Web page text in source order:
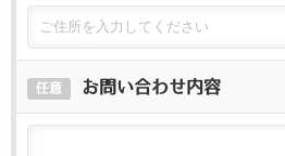
任意 お問い合わせ内容